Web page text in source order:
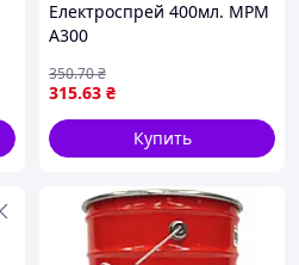
Електроспрей 400мл. MPM
A300
315.63 ₴
350.70₴
Купить